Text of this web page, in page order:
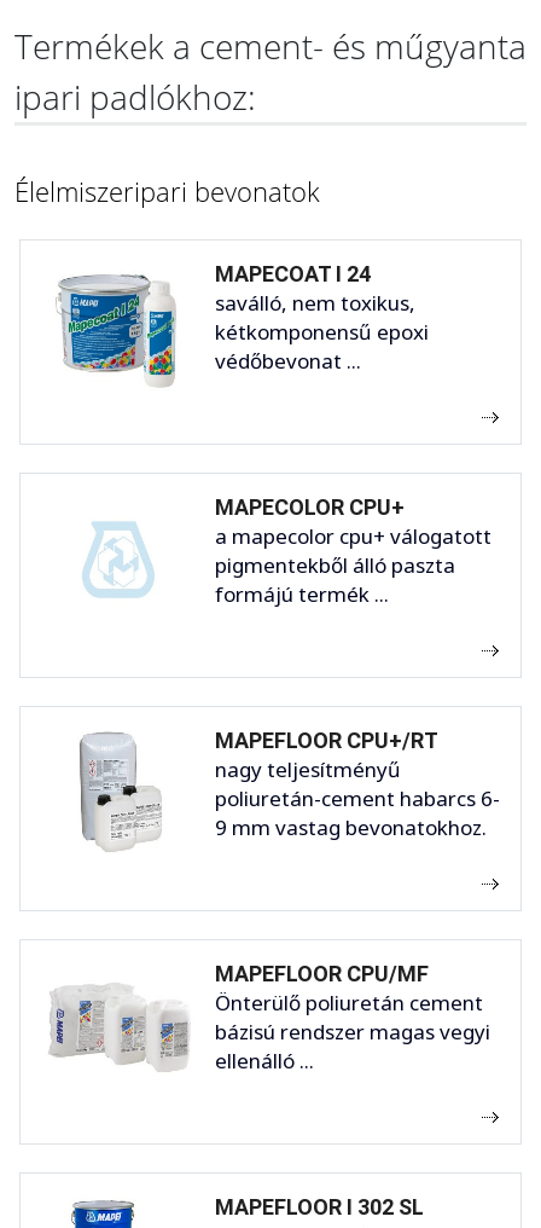
Termékek a cement- és műgyanta
ipari padlókhoz:
Élelmiszeripari bevonatok
MAPECOAT I 24
saválló, nem toxikus,
kétkomponensű epoxi
védőbevonat ...
MAPECOLOR CPU+
a mapecolor cpu+ válogatott
pigmentekből álló paszta
formájú termék ...
MAPEFLOOR CPU+/RT
nagy teljesítményű
poliuretán-cement habarcs 6-
9 mm vastag bevonatokhoz.
MAPEFLOOR CPU/MF
Önterülő poliuretán cement
bázisú rendszer magas vegyi
ellenálló ...
MAPEFLOOR I 302 SL